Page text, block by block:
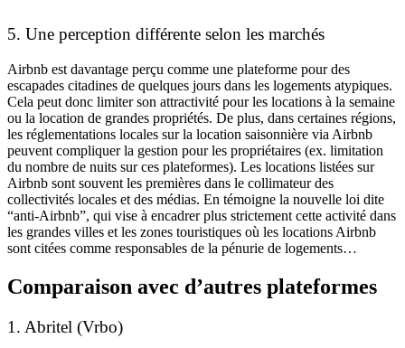
5. Une perception différente selon les marchés
Airbnb est davantage perçu comme une plateforme pour des
escapades citadines de quelques jours dans les logements atypiques.
Cela peut donc limiter son attractivité pour les locations à la semaine
ou la location de grandes propriétés. De plus, dans certaines régions,
les réglementations locales sur la location saisonnière via Airbnb
peuvent compliquer la gestion pour les propriétaires (ex. limitation
du nombre de nuits sur ces plateformes). Les locations listées sur
Airbnb sont souvent les premières dans le collimateur des
collectivités locales et des médias. En témoigne la nouvelle loi dite
“anti-Airbnb”, qui vise à encadrer plus strictement cette activité dans
les grandes villes et les zones touristiques où les locations Airbnb
sont citées comme responsables de la pénurie de logements…
Comparaison avec d’autres plateformes
1. Abritel (Vrbo)